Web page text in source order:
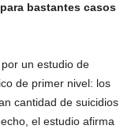
bastantes casos
un estudio de
de primer nivel: los
cantidad de suicidios
el estudio afirma